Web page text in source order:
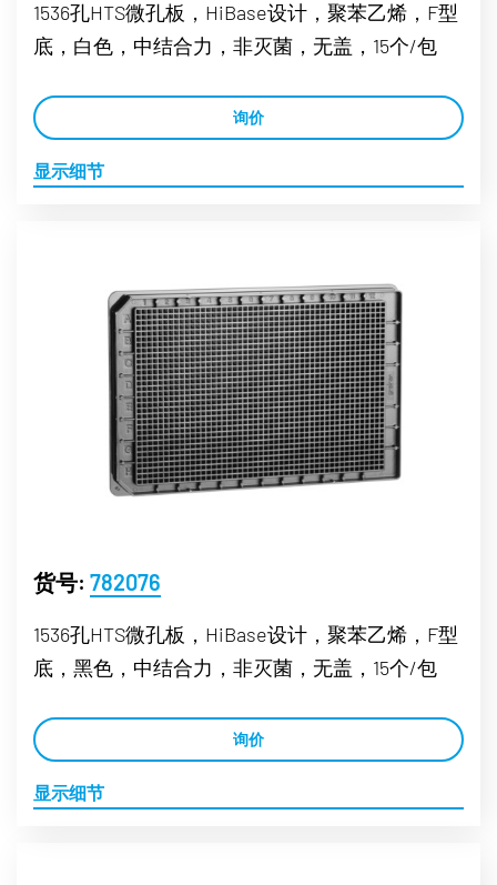
1536孔HTS微孔板，HiBase设计，聚苯乙烯，F型
底，白色，中结合力，非灭菌，无盖，15个/包
询价
显示细节
货号: 782076
1536孔HTS微孔板，HiBase设计，聚苯乙烯，F型
底，黑色，中结合力，非灭菌，无盖，15个/包
询价
显示细节